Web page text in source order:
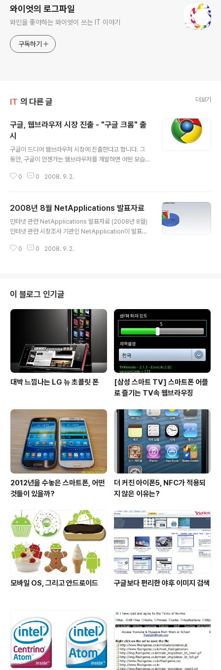
와이엇의 로그파일
와인을 좋아하는 와이엇이 쓰는 IT 이야기
구독하기
IT 의 다른 글 더보기
구글, 웹브라우저 시장 진출 - "구글 크롬" 출
시
구글이 드디어 웹브라우저 시장에 진출한다고 합니다. 그
동안, 구글이 언젠가는 웹브라우저를 개발하면 어떤 모습
렸습니다. 월스트리트저널(WSJ)은 구글이 자사의 웹브라
습니다. 구글 코리아도 블로그를 통해서 만화 형식의 구글
"크롬"의 소개자료를 공개하면서, "100여개가 넘는 국가
에서 구글 크롬 베타버전을 런칭할 예정"이라고 밝혔습니
려졌습니다. 또한, 우리나라 언론들도 앞다투어 이 소식을
0 0 2008. 9. 2.
2008년 8월 NetApplications 발표자료
인터넷 관련 NetApplications 발표자료 (2008년 8월)
인터넷 관련 시장조사 기관인 NetApplication이 발표한
wser Market Share 먼저 웹브라우저를 살펴보면, IE가
1% 상승했습니다.Safari도 약 0.23% 증가한 6.37%를
기록했고, Opera 및 Netscape등 다른 브라우저가 아주
소폭이지만점유율 상승을 기록해서, 전체적으로 IE 사용이
점점 줄어들고 있으며, Firefox 및 Safari, Opera등 非I..
0 0 2008. 9. 2.
이 블로그 인기글
대박 느낌나는 LG 뉴 초콜릿 폰
[삼성 스마트 TV] 스마트폰 어플
로 즐기는 TV속 웹브라우징
2012년을 수놓은 스마트폰, 어떤
것들이 있을까?
더 커진 아이폰5, NFC가 적용되
지 않은 이유는?
모바일 OS, 그리고 안드로이드 구글보다 편리한 야후 이미지 검색